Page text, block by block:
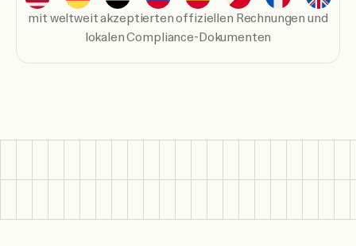
mit weltweit akzeptierten offiziellen Rechnungen und
lokalen Compliance-Dokumenten